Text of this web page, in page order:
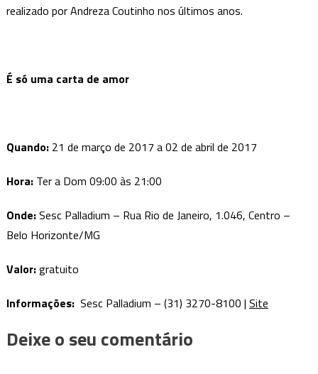
realizado por Andreza Coutinho nos últimos anos.
É só uma carta de amor
Quando:21 de março de 2017 a 02 de abril de 2017
Hora:Ter a Dom 09:00 às 21:00
Onde:Sesc Palladium – Rua Rio de Janeiro, 1.046, Centro –
Belo Horizonte/MG
Valor:gratuito
Informações: Sesc Palladium – (31) 3270-8100 | Site
Deixe o seu comentário